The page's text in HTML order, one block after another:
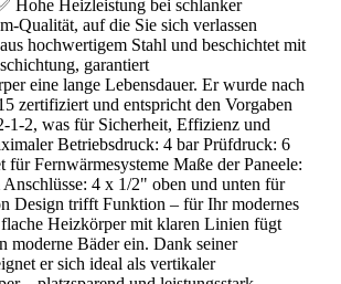
Hohe Heizleistung bei schlanker
Qualität, auf die Sie sich verlassen
hochwertigem Stahl und beschichtet mit
garantiert
eine lange Lebensdauer. Er wurde nach
zertifiziert und entspricht den Vorgaben
1-2, was für Sicherheit, Effizienz und
Betriebsdruck: 4 bar Prüfdruck: 6
für Fernwärmesysteme Maße der Paneele:
4 x 1/2" oben und unten für
Design trifft Funktion – für Ihr modernes
Heizkörper mit klaren Linien fügt
moderne Bäder ein. Dank seiner
er sich ideal als vertikaler